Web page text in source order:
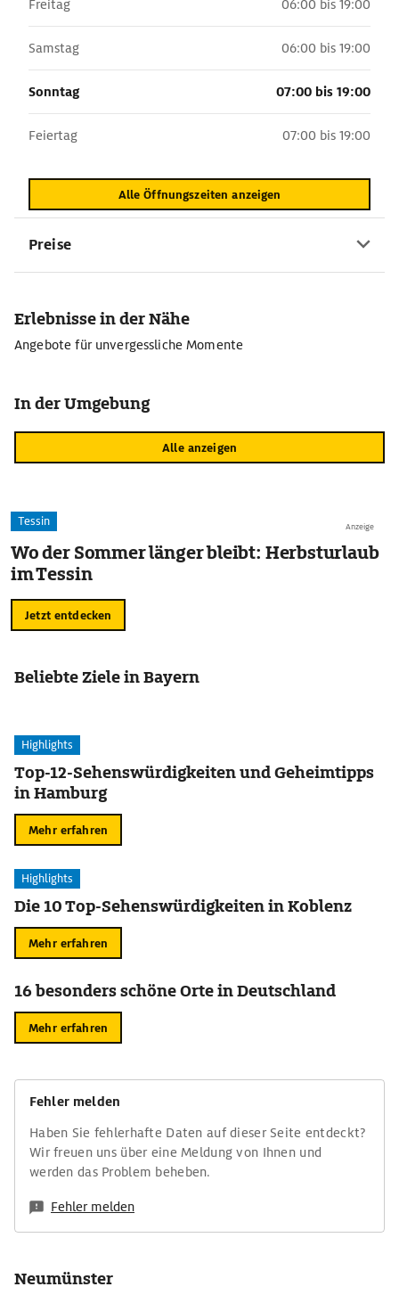
Freitag 06:00 bis 19:00
Samstag 06:00 bis 19:00
Sonntag 07:00 bis 19:00
Feiertag 07:00 bis 19:00
Alle Öffnungszeiten anzeigen
Preise
Erlebnisse in der Nähe
Angebote für unvergessliche Momente
In der Umgebung
Alle anzeigen
Anzeige
Tessin
Wo der Sommer länger bleibt: Herbsturlaub
im Tessin
Jetzt entdecken
Beliebte Ziele in Bayern
Highlights
Top-12-Sehenswürdigkeiten und Geheimtipps
in Hamburg
Mehr erfahren
Highlights
Die 10 Top-Sehenswürdigkeiten in Koblenz
Mehr erfahren
16 besonders schöne Orte in Deutschland
Mehr erfahren
Fehler melden
Haben Sie fehlerhafte Daten auf dieser Seite entdeckt?
Wir freuen uns über eine Meldung von Ihnen und
werden das Problem beheben.
Fehler melden
Neumünster